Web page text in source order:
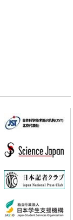
研发新技术
器
研究人员赴海外开
，成功提高光合作用
理器
年研究人员赴海外开